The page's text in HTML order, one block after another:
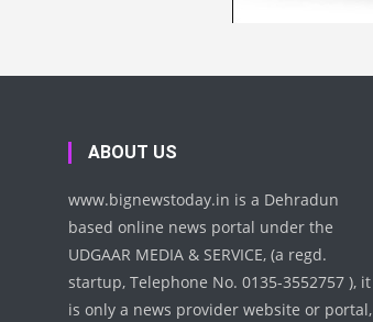
ABOUT US
www.bignewstoday.in is a Dehradun
based online news portal under the
UDGAAR MEDIA & SERVICE, (a regd.
startup, Telephone No. 0135-3552757 ), it
is only a news provider website or portal,